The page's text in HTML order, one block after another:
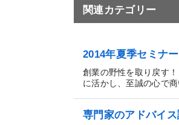
関連カテゴリー
2014年夏季セミナ
創業の野性を取り戻す
に活かし、至誠の心で
専門家のアドバイ